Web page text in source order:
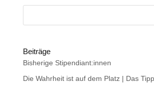
Beiträge
Bisherige Stipendiant:innen
Die Wahrheit ist auf dem Platz | Das